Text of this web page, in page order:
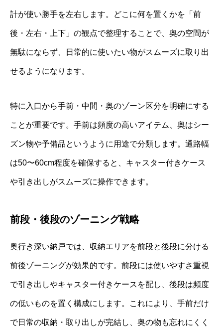
計が使い勝手を左右します。どこに何を置くかを「前
後・左右・上下」の観点で整理することで、奥の空間が
無駄にならず、日常的に使いたい物がスムーズに取り出
せるようになります。
特に入口から手前・中間・奥のゾーン区分を明確にする
ことが重要です。手前は頻度の高いアイテム、奥はシー
ズン物や予備品というように用途で分類します。通路幅
は50〜60cm程度を確保すると、キャスター付きケース
や引き出しがスムーズに操作できます。
前段・後段のゾーニング戦略
奥行き深い納戸では、収納エリアを前段と後段に分ける
前後ゾーニングが効果的です。前段には使いやすさ重視
で引き出しやキャスター付きケースを配し、後段は頻度
の低いものを置く構成にします。これにより、手前だけ
で日常の収納・取り出しが完結し、奥の物も忘れにくく